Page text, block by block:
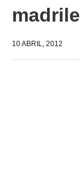
10 ABRIL, 2012